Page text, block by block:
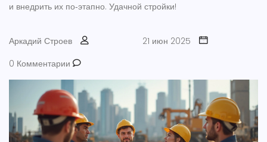
и внедрить их по‑этапно. Удачной стройки!
Аркадий Строев
21 июн 2025
0 Комментарии